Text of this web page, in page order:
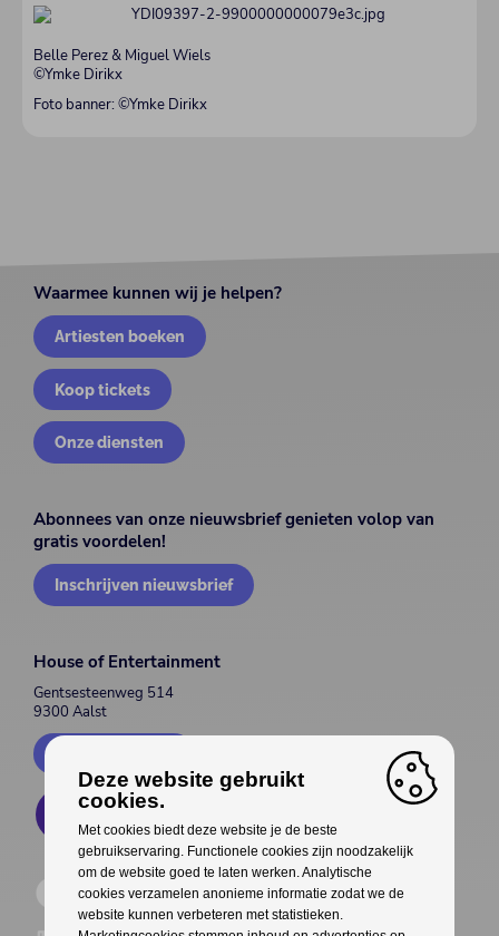
Belle Perez & Miguel Wiels
©Ymke Dirikx
Foto banner: ©Ymke Dirikx
Waarmee kunnen wij je helpen?
Artiesten boeken
Koop tickets
Onze diensten
Abonnees van onze nieuwsbrief genieten volop van
gratis voordelen!
Inschrijven nieuwsbrief
House of Entertainment
Gentsesteenweg 514
9300 Aalst
Deze website gebruikt
cookies.
Met cookies biedt deze website je de beste
gebruikservaring. Functionele cookies zijn noodzakelijk
om de website goed te laten werken. Analytische
cookies verzamelen anonieme informatie zodat we de
website kunnen verbeteren met statistieken.